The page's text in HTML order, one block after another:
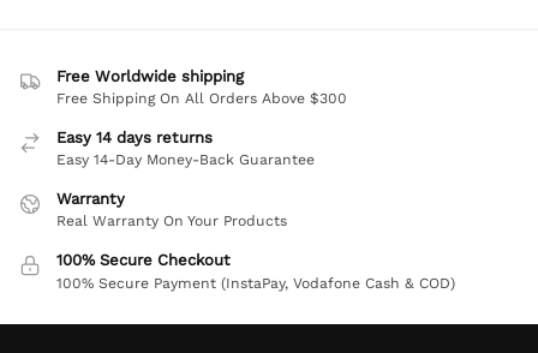
Free Worldwide shipping
Free Shipping On All Orders Above $300
Easy 14 days returns
Easy 14-Day Money-Back Guarantee
Warranty
Real Warranty On Your Products
100% Secure Checkout
100% Secure Payment (InstaPay, Vodafone Cash & COD)